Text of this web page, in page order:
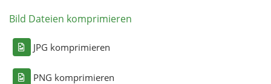
Bild Dateien komprimieren
JPG komprimieren
PNG komprimieren